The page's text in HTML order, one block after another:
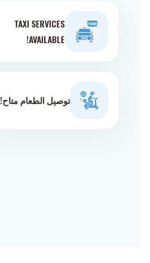
TAXI SERVICES
AVAILABLE!
توصيل الطعام متاح!